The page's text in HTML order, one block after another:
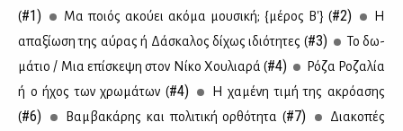
(#1) Μα ποιός ακού­ει ακό­μα μου­σι­κή; {μέ­ρος Β'} (#2)
Η
απα­ξί­ω­ση της αύ­ρας ή Δά­σκα­λος δί­χως ιδιό­τη­τες (#3)
Το δω­
μά­τιο / Μια επί­σκε­ψη στον Νί­κο Χου­λια­ρά (#4)
Ρό­ζα Ρο­ζα­λία
ή ο ήχος των χρω­μά­των (#4)
H χα­μέ­νη τι­μή της ακρό­α­σης
(#6) Βαμ­βα­κά­ρης και πο­λι­τι­κή ορ­θό­τη­τα (#7)
Δια­κο­πές